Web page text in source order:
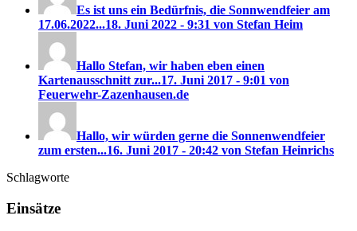
Es ist uns ein Bedürfnis, die Sonnwendfeier am
17.06.2022...18. Juni 2022 - 9:31 von Stefan Heim
Hallo Stefan, wir haben eben einen
Kartenausschnitt zur...17. Juni 2017 - 9:01 von
Feuerwehr-Zazenhausen.de
Hallo, wir würden gerne die Sonnenwendfeier
zum ersten...16. Juni 2017 - 20:42 von Stefan Heinrichs
Schlagworte
Einsätze